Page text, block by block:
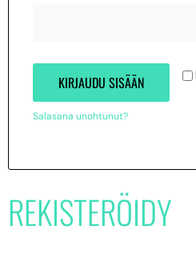
KIRJAUDU SISÄÄN
Salasana unohtunut?
REKISTERÖIDY